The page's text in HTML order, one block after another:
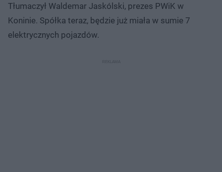
Tłumaczył Waldemar Jaskólski, prezes PWiK w
Koninie. Spółka teraz, będzie już miała w sumie 7
elektrycznych pojazdów.